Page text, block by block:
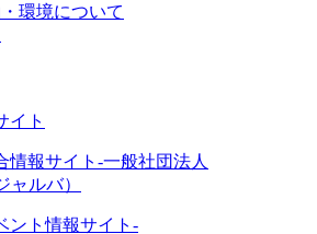
環境について
イト
情報サイト-一般社団法人
ャルバ）
ント情報サイト-